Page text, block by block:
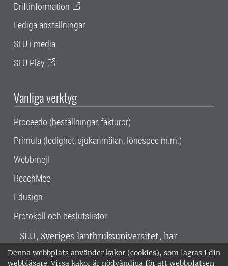
Denna webbplats använder kakor (cookies), som lagras i din
webbläsare. Vissa kakor är nödvändiga för att webbplatsen
Driftinformation
Lediga anställningar
SLU i media
SLU Play
Vanliga verktyg
Proceedo (beställningar, fakturor)
Primula (ledighet, sjukanmälan, lönespec m.m.)
Webbmejl
ReachMee
Edusign
Protokoll och beslutslistor
SLU, Sveriges lantbruksuniversitet, har
verksamhet över hela Sverige. Huvudorter är
Alnarp, Uppsala och Umeå.SLU är